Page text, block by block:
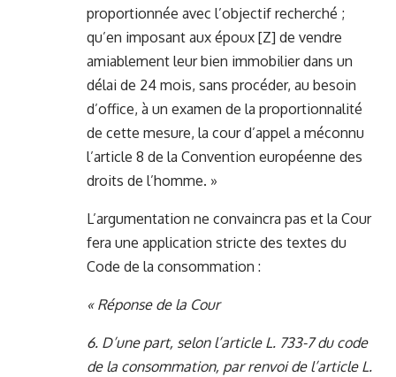
proportionnée avec l’objectif recherché ;
qu’en imposant aux époux [Z] de vendre
amiablement leur bien immobilier dans un
délai de 24 mois, sans procéder, au besoin
d’office, à un examen de la proportionnalité
de cette mesure, la cour d’appel a méconnu
l’article 8 de la Convention européenne des
droits de l’homme. »
L’argumentation ne convaincra pas et la Cour
fera une application stricte des textes du
Code de la consommation :
« Réponse de la Cour
6. D’une part, selon l’article L. 733-7 du code
de la consommation, par renvoi de l’article L.